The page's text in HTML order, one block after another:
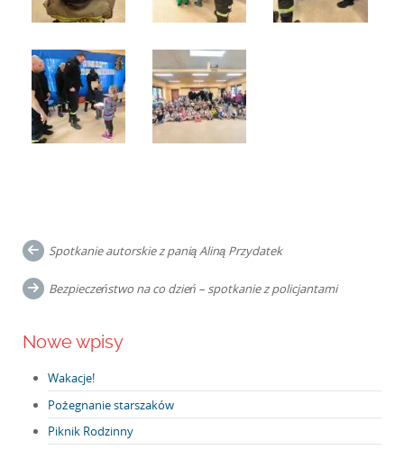
Post
navigation
Spotkanie autorskie z panią Aliną Przydatek
Bezpieczeństwo na co dzień – spotkanie z policjantami
Nowe wpisy
Wakacje!
Pożegnanie starszaków
Piknik Rodzinny